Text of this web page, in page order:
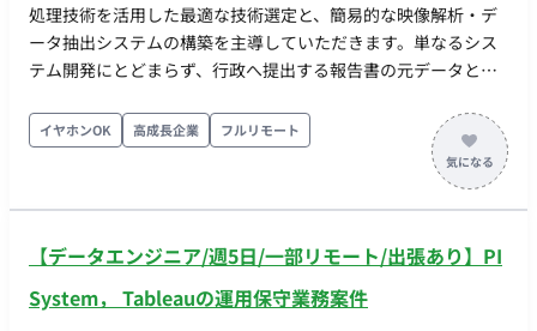
処理技術を活用した最適な技術選定と、簡易的な映像解析・デ
ータ抽出システムの構築を主導していただきます。単なるシス
テム開発にとどまらず、行政へ提出する報告書の元データとし
の仕組みづくりと実抽出フェーズにおける技術支援を期待して
います。 ■業務内容・担当工程 駅前ベンチ周辺の定点カメラ映
像（9:00〜17:00の1日8時間×計14日間分）をインプットと
し、以下のデータを抽出する簡易システムまたはスクリプトの
ウント ・利用者の属性分析（年齢・性別） ・利用者の行動内容
分析（スマホ操作、食事など ※人数・属性と分けての抽出も
可） 開発したシステムを用いて実際の撮影データを処理し、
イヤホンOK 高成長企業 フルリモート
【データエンジニア/週5日/一部リモート/出張あり】PI
System， Tableauの運用保守業務案件